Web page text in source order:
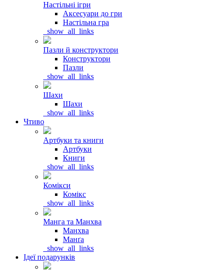
Настільні ігри
Аксесуари до гри
Настільна гра
_show_all_links
Пазли й конструктори
Конструктори
Пазли
_show_all_links
Шахи
Шахи
_show_all_links
Чтиво
Артбуки та книги
Артбуки
Книги
_show_all_links
Комікси
Комікс
_show_all_links
Манга та Манхва
Манхва
Манґа
_show_all_links
Ідеї подарунків